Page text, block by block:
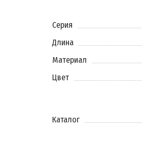
Серия
Длина
Материал
Цвет
Каталог